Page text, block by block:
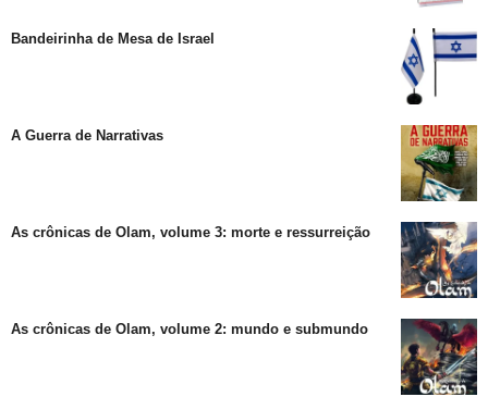
Bandeirinha de Mesa de Israel
A Guerra de Narrativas
As crônicas de Olam, volume 3: morte e ressurreição
As crônicas de Olam, volume 2: mundo e submundo